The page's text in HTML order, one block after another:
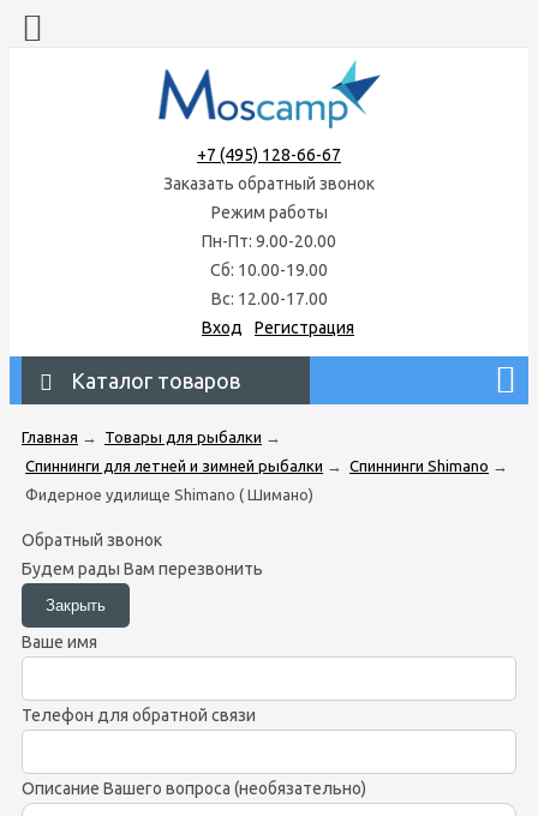
+7 (495) 128-66-67
Заказать обратный звонок
Режим работы
Пн-Пт: 9.00-20.00
Сб: 10.00-19.00
Вс: 12.00-17.00
Вход
Регистрация
Каталог товаров
Главная → Товары для рыбалки →
Спиннинги для летней и зимней рыбалки → Спиннинги Shimano →
Фидерное удилище Shimano ( Шимано)
Обратный звонок
Будем рады Вам перезвонить
Ваше имя
Телефон для обратной связи
Описание Вашего вопроса (необязательно)